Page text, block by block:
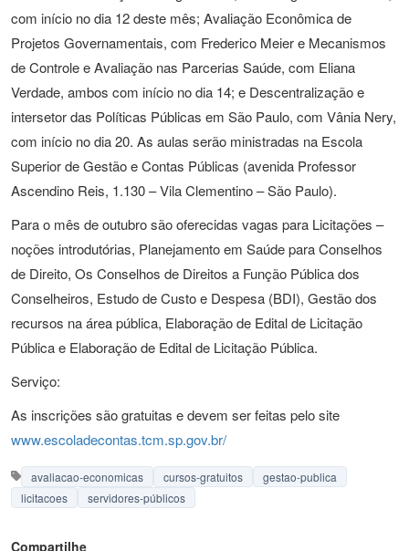
com início no dia 12 deste mês; Avaliação Econômica de
Projetos Governamentais, com Frederico Meier e Mecanismos
de Controle e Avaliação nas Parcerias Saúde, com Eliana
Verdade, ambos com início no dia 14; e Descentralização e
intersetor das Políticas Públicas em São Paulo, com Vânia Nery,
com início no dia 20. As aulas serão ministradas na Escola
Superior de Gestão e Contas Públicas (avenida Professor
Ascendino Reis, 1.130 – Vila Clementino – São Paulo).
Para o mês de outubro são oferecidas vagas para Licitações –
noções introdutórias, Planejamento em Saúde para Conselhos
de Direito, Os Conselhos de Direitos a Função Pública dos
Conselheiros, Estudo de Custo e Despesa (BDI), Gestão dos
recursos na área pública, Elaboração de Edital de Licitação
Pública e Elaboração de Edital de Licitação Pública.
Serviço:
As inscrições são gratuitas e devem ser feitas pelo site
www.escoladecontas.tcm.sp.gov.br/
avaliacao-economicas cursos-gratuitos
gestao-publica
licitacoes
servidores-públicos
Compartilhe